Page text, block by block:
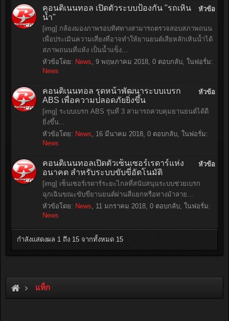
หัวข้อ
คอนติเนนทอล เปิดตัวระบบป้องกัน "รถเหิน
น้ำ"
[img] กล้องมองภาพรอบทิศทางสามารถตรวจสอบสภาพถนน
เพื่อประเมินความเสี่ยงที่อาจทำให้ยานยนต์เสียหลักเหินน้ำได้
สภาพถนนที่แห้ง เป็นน้ำแข็ง...
หัวข้อโดย: News, 9 พฤษภาคม 2018, 0 ตอบกลับ, ในฟอรั่ม:
News
หัวข้อ
คอนติเนนทอล รุดหน้าพัฒนาระบบเบรก
ABS เพื่อความปลอดภัยยิ่งขึ้น
[img] ระบบเบรก ABS รุ่นที่ 3 สามารถควบคุมยานยนต์ได้ดี
ยิ่งขึ้น...
หัวข้อโดย: News, 16 มีนาคม 2018, 0 ตอบกลับ, ในฟอรั่ม:
News
หัวข้อ
คอนติเนนทอลเปิดตัวเซ็นเซอร์เรดาร์แห่ง
อนาคต สำหรับระบบขับขี่อัตโนมัติ
[img] เซ็นเซอร์เรดาร์ระยะไกลที่สนับสนุนระบบช่วยเบรก
ฉุกเฉินขณะขับขี่ยานยนต์ผ่านสี่แยกหรือทางม้าลาย...
หัวข้อโดย: News, 11 มกราคม 2018, 0 ตอบกลับ, ในฟอรั่ม:
News
กำลังแสดงผล 1 ถึง 15 จากทั้งหมด 15
แท็ก